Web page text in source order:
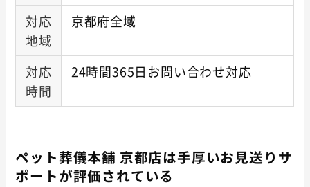
対応
地域
京都府全域
対応
時間
24時間365日お問い合わせ対応
ペット葬儀本舗 京都店は手厚いお見送りサ
ポートが評価されている